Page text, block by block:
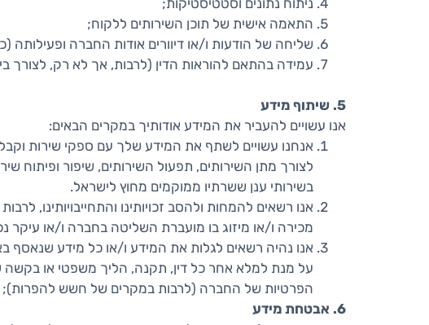
ניתוח נתונים וסטטיסטיקות;
התאמה אישית של תוכן השירותים ללקוח;
שליחה של הודעות ו/או דיוורים אודות החברה ופעילותה (כמפורט בסעיף 8
עמידה בהתאם להוראות הדין (לרבות, אך לא רק, לצורך
5. שיתוף מידע
אנו עשויים להעביר את המידע אודותיך במקרים הבאים:
אנחנו עשויים לשתף את המידע שלך עם ספקי שירות
לצורך מתן השירותים, תפעול השירותים, שיפור ופיתוח
בשירותי ענן ששרתיו ממוקמים מחוץ לישראל.
אנו רשאים להמחות ולהסב זכויותינו והתחייבויותינו,
מכירה ו/או מיזוג בו מועברת השליטה בחברה ו/או עיקר
אנו נהיה רשאים לגלות את המידע ו/או כל מידע שנאסף
על מנת למלא אחר כל דין, תקנה, הליך משפטי או בקשה
הפרטיות של החברה (לרבות במקרים של חשש להפרות);
6. אבטחת מידע